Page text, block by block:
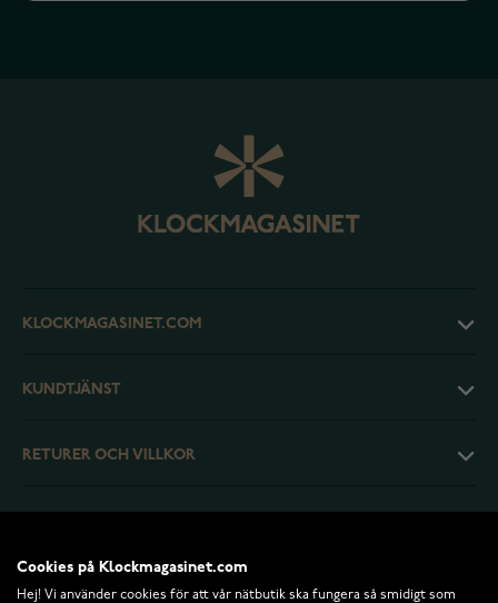
KLOCKMAGASINET.COM
KUNDTJÄNST
RETURER OCH VILLKOR
Cookies på Klockmagasinet.com
Hej! Vi använder cookies för att vår nätbutik ska fungera så smidigt som